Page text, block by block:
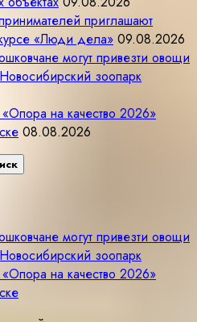
приглашают
«Люди дела» 09.08.2026
могут привезти овощи
зоопарк
на качество 2026»
08.08.2026
могут привезти овощи
зоопарк
на качество 2026»